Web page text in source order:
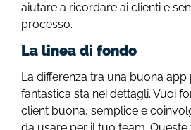
aiutare a ricordare ai clienti e
processo.
La linea di fondo
La differenza tra una buona app
fantastica sta nei dettagli. Vuoi
client buona, semplice e
da usare per il tuo team. Queste